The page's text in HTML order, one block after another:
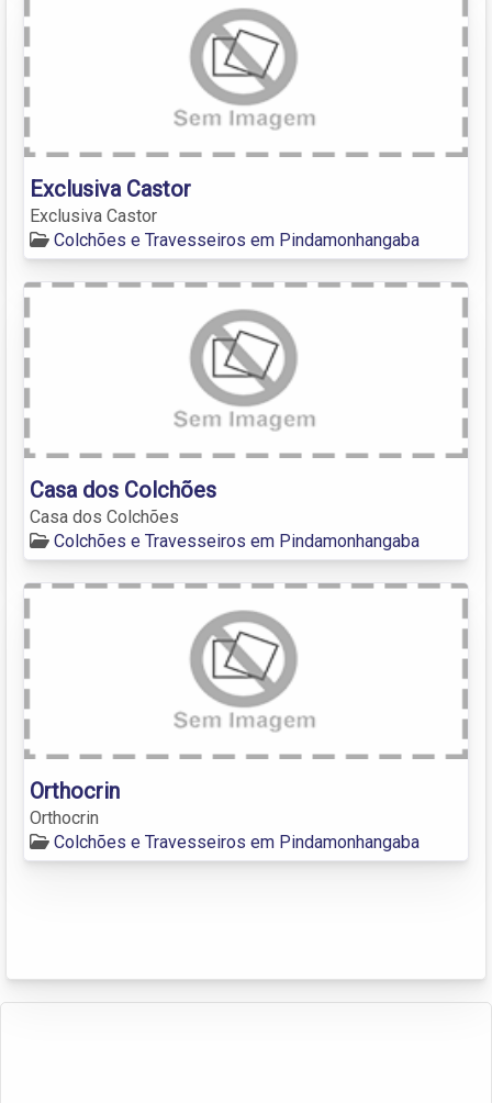
Exclusiva Castor
Exclusiva Castor
Colchões e Travesseiros em Pindamonhangaba
Casa dos Colchões
Casa dos Colchões
Colchões e Travesseiros em Pindamonhangaba
Orthocrin
Orthocrin
Colchões e Travesseiros em Pindamonhangaba